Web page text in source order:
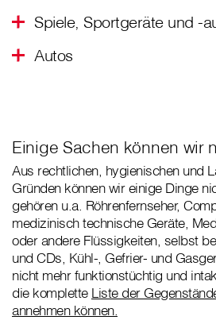
Spiele, Sportgeräte und -
Autos
Einige Sachen können wir
Aus rechtlichen, hygienischen und
Gründen können wir einige Dinge
gehören u.a. Röhrenfernseher,
medizinisch technische Geräte,
oder andere Flüssigkeiten, selbst
und CDs, Kühl-, Gefrier- und
nicht mehr funktionstüchtig und
die komplette Liste der
annehmen können.